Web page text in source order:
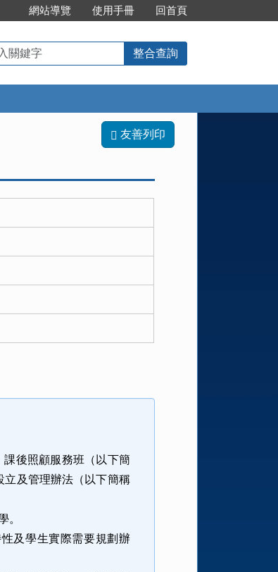
網站導覽 使用手冊 回首頁
整合查詢
友善列印
後照顧服務班（以下簡
立及管理辦法（以下簡稱
。
及學生實際需要規劃辦